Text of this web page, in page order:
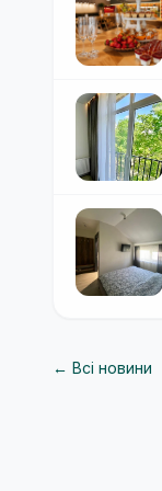
← Всі новини